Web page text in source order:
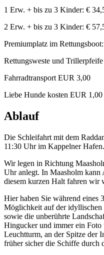
1 Erw. + bis zu 3 Kinder: €
2 Erw. + bis zu 3 Kinder: €
Premiumplatz im
Rettungsweste und Trillerpfeife
Fahrradtransport EUR 3,00
Liebe Hunde kosten EUR
Ablauf
Die Schleifahrt mit dem
11:30 Uhr im Kappelner Hafen.
Wir legen in Richtung
Uhr anlegt. In Maasholm kann
diesem kurzen Halt fahren wir
Hier haben Sie während eines
Möglichkeit auf der idyllischen
sowie die unberührte
Hingucker und immer ein
Leuchtturm, an der Spitze der
früher sicher die Schiffe durch